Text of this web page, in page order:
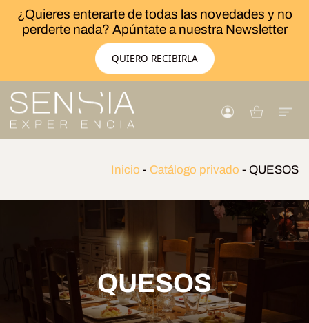
¿Quieres enterarte de todas las novedades y no
perderte nada? Apúntate a nuestra Newsletter
QUIERO RECIBIRLA
Inicio - Catálogo privado - QUESOS
QUESOS